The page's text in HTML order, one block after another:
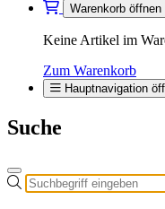
Warenkorb öffnen
Keine Artikel im
Zum Warenkorb
Hauptnavigation
Suche